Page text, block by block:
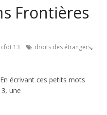
Frontières
13 droits des étrangers,
écrivant ces petits mots
une